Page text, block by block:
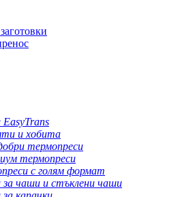
EasyTrans
и хобита
термопреси
термопреси
с голям формат
за чаши и стъклени чаши